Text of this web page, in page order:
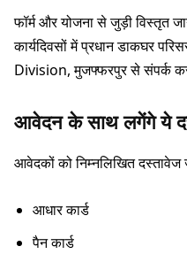
फॉर्म और योजना से जुड़ी विस्तृत
कार्यदिवसों में प्रधान डाकघर
Division, मुजफ्फरपुर से संपर्क
आवेदन के साथ लगेंगे ये
आवेदकों को निम्नलिखित दस्तावेज
आधार कार्ड
पैन कार्ड